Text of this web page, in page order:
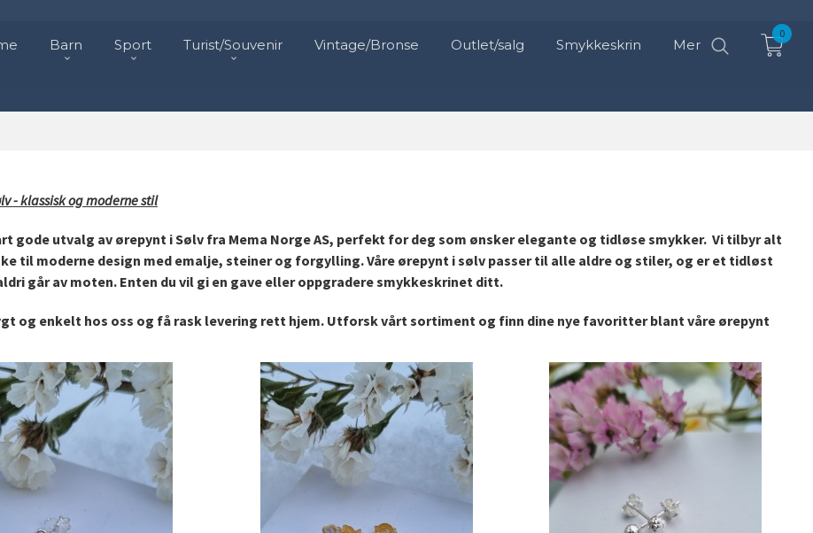
Barn Sport Turist/Souvenir Vintage/Bronse Outlet/salg Smykkeskrin Mer
0
- klassisk og moderne stil
gode utvalg av ørepynt i Sølv fra Mema Norge AS, perfekt for deg som ønsker elegante og tidløse smykker. Vi tilbyr alt
til moderne design med emalje, steiner og forgylling. Våre ørepynt i sølv passer til alle aldre og stiler, og er et tidløst
går av moten. Enten du vil gi en gave eller oppgradere smykkeskrinet ditt.
og enkelt hos oss og få rask levering rett hjem. Utforsk vårt sortiment og finn dine nye favoritter blant våre ørepynt